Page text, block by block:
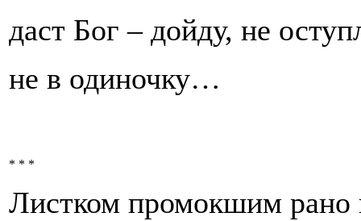
даст Бог – дойду, не
не в одиночку…
* * *
Листком промокшим рано